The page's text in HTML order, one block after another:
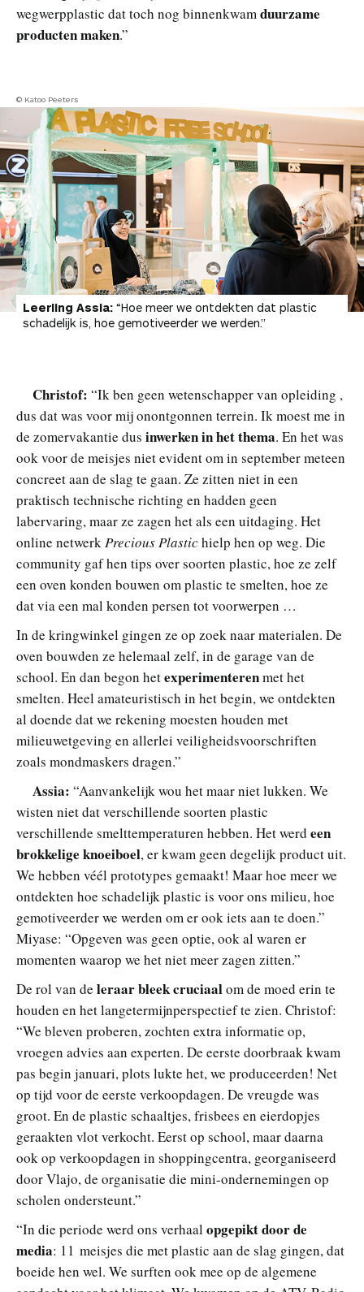
wegwerpplastic dat toch nog binnenkwamduurzame
producten maken.”
© Katoo Peeters
Leerling Assia: “Hoe meer we ontdekten dat plastic
schadelijk is, hoe gemotiveerder we werden.”
Christof: “Ik ben geen wetenschapper van opleiding ,
dus dat was voor mij onontgonnen terrein. Ik moest me in
de zomervakantie dus inwerken in het thema. En het was
ook voor de meisjes niet evident om in september meteen
concreet aan de slag te gaan. Ze zitten niet in een
praktisch technische richting en hadden geen
labervaring, maar ze zagen het als een uitdaging. Het
online netwerkPrecious Plastichielp hen op weg. Die
community gaf hen tips over soorten plastic, hoe ze zelf
een oven konden bouwen om plastic te smelten, hoe ze
dat via een mal konden persen tot voorwerpen …
In de kringwinkel gingen ze op zoek naar materialen. De
oven bouwden ze helemaal zelf, in de garage van de
school. En dan begon hetexperimenterenmet het
smelten. Heel amateuristisch in het begin, we ontdekten
al doende dat we rekening moesten houden met
milieuwetgeving en allerlei veiligheidsvoorschriften
zoals mondmaskers dragen.”
Assia: “Aanvankelijk wou het maar niet lukken. We
wisten niet dat verschillende soorten plastic
verschillende smelttemperaturen hebben. Het werd een
brokkelige knoeiboel, er kwam geen degelijk product uit.
We hebben véél prototypes gemaakt! Maar hoe meer we
ontdekten hoe schadelijk plastic is voor ons milieu, hoe
gemotiveerder we werden om er ook iets aan te doen.”
Miyase: “Opgeven was geen optie, ook al waren er
momenten waarop we het niet meer zagen zitten.”
De rol van de leraar bleek cruciaalom de moed erin te
houden en het langetermijnperspectief te zien. Christof:
“We bleven proberen, zochten extra informatie op,
vroegen advies aan experten. De eerste doorbraak kwam
pas begin januari, plots lukte het, we produceerden! Net
op tijd voor de eerste verkoopdagen. De vreugde was
groot. En de plastic schaaltjes, frisbees en eierdopjes
geraakten vlot verkocht. Eerst op school, maar daarna
ook op verkoopdagen in shoppingcentra, georganiseerd
door Vlajo, de organisatie die mini-ondernemingen op
scholen ondersteunt.”
“In die periode werd ons verhaal opgepikt door de
media: 11 meisjes die met plastic aan de slag gingen, dat
boeide hen wel. We surften ook mee op de algemene